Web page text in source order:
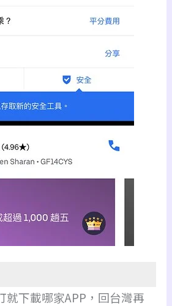
就下載哪家APP，回台灣再